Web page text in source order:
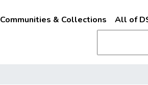
Communities & Collections All of